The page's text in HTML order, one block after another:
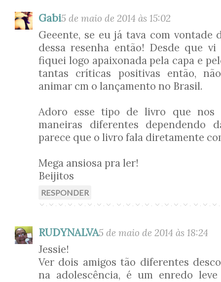
Gabi5 de maio de 2014 às 15:02
Geeente, se eu já tava com vontade
dessa resenha então! Desde que
fiquei logo apaixonada pela capa e
tantas críticas positivas então,
animar cm o lançamento no Brasil.
Adoro esse tipo de livro que
maneiras diferentes dependendo
parece que o livro fala diretamente
Mega ansiosa pra ler!
Beijitos
RESPONDER
RUDYNALVA5 de maio de 2014 às 18:24
Jessie!
Ver dois amigos tão diferentes
na adolescência, é um enredo